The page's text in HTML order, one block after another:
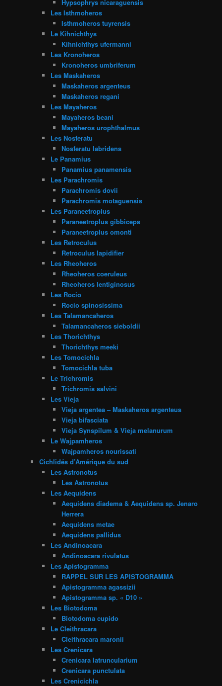
Hypsophrys nicaraguensis
Les Isthmoheros
Isthmoheros tuyrensis
Le Kihnichthys
Kihnichthys ufermanni
Les Kronoheros
Kronoheros umbriferum
Les Maskaheros
Maskaheros argenteus
Maskaheros regani
Les Mayaheros
Mayaheros beani
Mayaheros urophthalmus
Les Nosferatu
Nosferatu labridens
Le Panamius
Panamius panamensis
Les Parachromis
Parachromis dovii
Parachromis motaguensis
Les Paraneetroplus
Paraneetroplus gibbiceps
Paraneetroplus omonti
Les Retroculus
Retroculus lapidifier
Les Rheoheros
Rheoheros coeruleus
Rheoheros lentiginosus
Les Rocio
Rocio spinosissima
Les Talamancaheros
Talamancaheros sieboldii
Les Thorichthys
Thorichthys meeki
Les Tomocichla
Tomocichla tuba
Le Trichromis
Trichromis salvini
Les Vieja
Vieja argentea – Maskaheros argenteus
Vieja bifasciata
Vieja Synspilum & Vieja melanurum
Le Wajpamheros
Wajpamheros nourissati
Cichlidés d’Amérique du sud
Les Astronotus
Les Astronotus
Les Aequidens
Aequidens diadema & Aequidens sp. Jenaro
Herrera
Aequidens metae
Aequidens pallidus
Les Andinoacara
Andinoacara rivulatus
Les Apistogramma
RAPPEL SUR LES APISTOGRAMMA
Apistogramma agassizii
Apistogramma sp. « D10 »
Les Biotodoma
Biotodoma cupido
Le Cleithracara
Cleithracara maronii
Les Crenicara
Crenicara latruncularium
Crenicara punctulata
Les Crenicichla